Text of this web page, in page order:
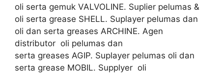
oli serta gemuk VALVOLINE. Suplier pelumas &
oli serta grease SHELL. Suplayer pelumas dan
oli dan serta greases ARCHINE. Agen
distributor oli pelumas dan
serta greases AGIP. Suplayer pelumas oli dan
serta grease MOBIL. Supplyer oli